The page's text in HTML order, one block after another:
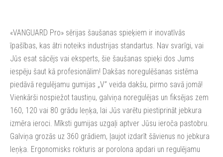
«VANGUARD Pro» sērijas šaušanas spieķiem ir inovatīvās
īpašības, kas ātri noteiks industrijas standartus. Nav svarīgi, vai
Jūs esat sācējs vai eksperts, šie šaušanas spieķi dos Jums
iespēju šaut kā profesionālim! Dakšas noregulēšanas sistēma
piedāvā regulējamu gumijas „V” veida dakšu, pirmo savā jomā!
Vienkārši nospiežot taustiņu, galviņa noregulējas un fiksējas zem
160, 120 vai 80 grādu leņķa, lai Jūs varētu piestiprināt jebkura
izmēra ieroci. Mīksti gumijas uzgaļi aptver Jūsu ieroča pastobru.
Galviņa grozās uz 360 grādiem, ļaujot izdarīt šāvienus no jebkura
leņķa. Ergonomisks rokturis ar porolona apdari un regulējamu